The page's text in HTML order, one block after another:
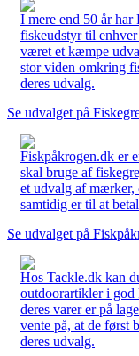
I mere end 50 år
fiskeudstyr til
været et kæmpe
stor viden omkring
deres udvalg.
Se udvalget på
Fiskpåkrogen.dk er
skal bruge af
et udvalg af mærker,
samtidig er til at
Se udvalget på
Hos Tackle.dk kan
outdoorartikler i god
deres varer er på
vente på, at de først
deres udvalg.